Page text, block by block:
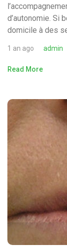
d’autonomie. Si
domicile à des
1 an ago admin
Read More